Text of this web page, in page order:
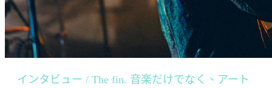
インタビュー / The fin. 音楽だけでなく、アート